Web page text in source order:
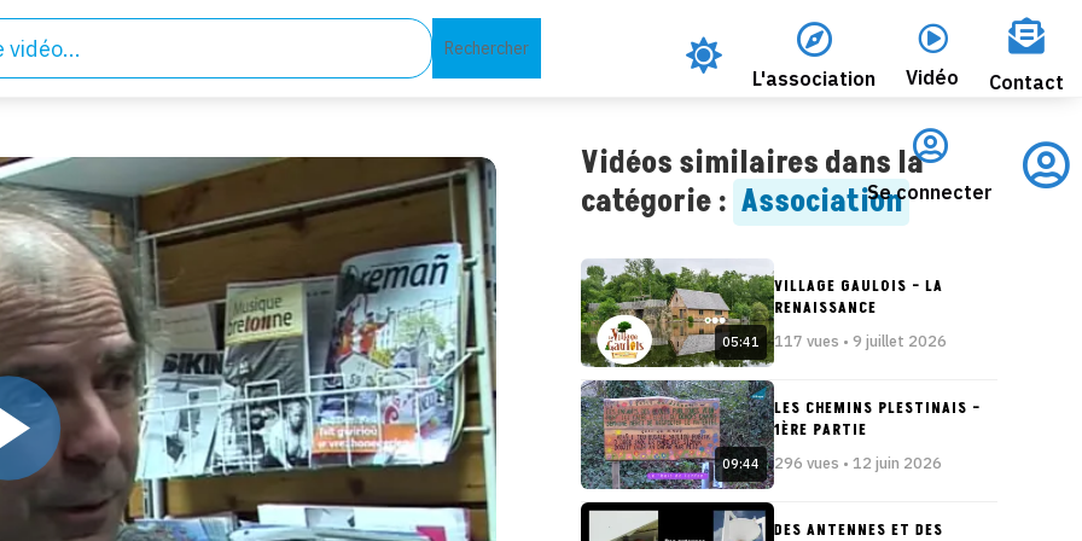
 
L'association

Vidéo

Contact

Se connecter

Vidéos similaires dans la
catégorie : Association
05:41
VILLAGE GAULOIS – LA
RENAISSANCE
117 vues • 9 juillet 2026
09:44
LES CHEMINS PLESTINAIS –
1ÈRE PARTIE
296 vues • 12 juin 2026
DES ANTENNES ET DES